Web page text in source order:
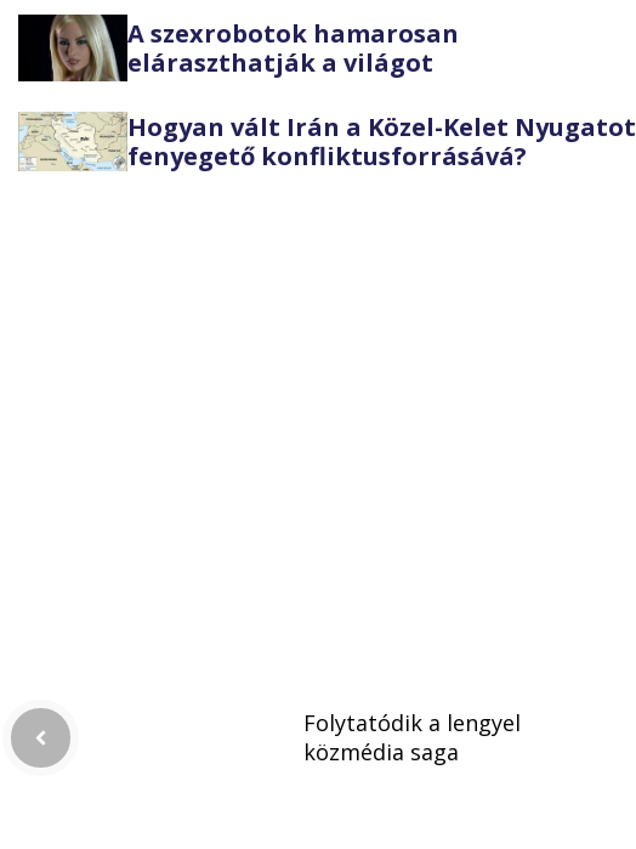
A szexrobotok hamarosan
eláraszthatják a világot
Hogyan vált Irán a Közel-Kelet Nyugatot
fenyegető konfliktusforrásává?
Folytatódik a lengyel
közmédia saga